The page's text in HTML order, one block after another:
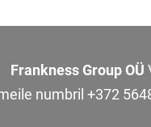
Frankness Group OÜ
numbril +372